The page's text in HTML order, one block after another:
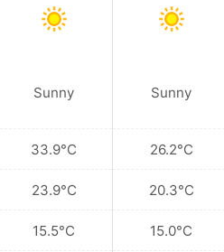
Sunny
33.9°C
23.9°C
15.5°C
Sunny
26.2°C
20.3°C
15.0°C